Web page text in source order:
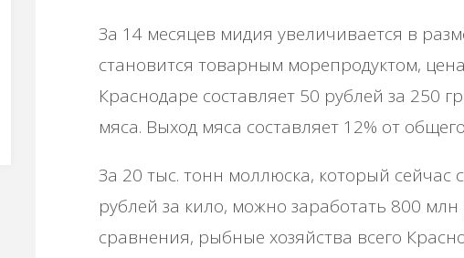
За 14 месяцев мидия увеличивается в
становится товарным морепродуктом,
Краснодаре составляет 50 рублей за 250
мяса. Выход мяса составляет 12% от
За 20 тыс. тонн моллюска, который сейчас
рублей за кило, можно заработать 800 млн
сравнения, рыбные хозяйства всего